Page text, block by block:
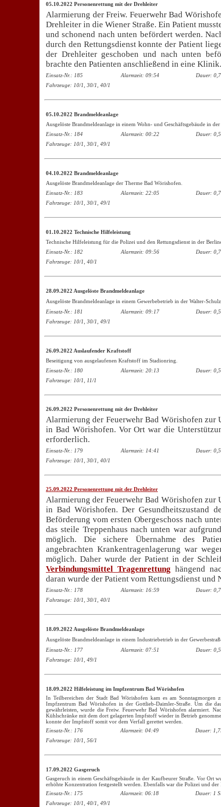
05.10.2022 Personenrettung mit der Drehleiter
Alarmierung der Freiw. Feuerwehr Bad
Drehleiter in die Wiener Straße. Ein Patient
und schonend nach unten befördert werden.
durch den Rettungsdienst konnte der Patient
der Drehleiter geschoben und nach unten
brachte den Patienten anschließend in eine Klinik.
Einsatz-Nr.: 185 Alarmzeit: 09:54
Dauer:
Fahrzeuge: 10/1, 30/1, 40/1
05.10.2022 Brandmeldeanlage
Ausgelöste Brandmeldeanlage in einem Wohn- und Geschäftsgebäude in
Einsatz-Nr.: 184
Alarmzeit: 00:22
Dauer:
Fahrzeuge: 10/1, 30/1, 49/1
04.10.2022 Brandmeldeanlage
Ausgelöste Brandmeldeanlage der Therme Bad Wörishofen.
Einsatz-Nr.: 183
Alarmzeit: 22:05
Dauer:
Fahrzeuge: 10/1, 30/1, 49/1
01.10.2022 Technische Hilfeleistung
Technische Hilfeleistung für die Polizei und den Rettungsdienst in der
Einsatz-Nr.: 182
Alarmzeit: 09:56
Dauer:
Fahrzeuge: 10/1, 40/1
28.09.2022 Ausgelöste Brandmeldeanlage
Ausgelöste Brandmeldeanlage in einem Gewerbebetrieb in der Walter-
Einsatz-Nr.: 181
Alarmzeit: 09:17
Dauer:
Fahrzeuge: 10/1, 30/1, 49/1
26.09.2022 Auslaufender Kraftstoff
Beseitigung von ausgelaufenen Kraftstoff im Stadionring.
Einsatz-Nr.: 180
Alarmzeit: 20:13
Dauer:
Fahrzeuge: 10/1, 11/1
26.09.2022 Personenrettung mit der Drehleiter
Alarmierung der Feuerwehr Bad Wörishofen zur
in Bad Wörishofen. Vor Ort war die
erforderlich.
Einsatz-Nr.: 179 Alarmzeit: 14:41
Dauer:
Fahrzeuge: 10/1, 30/1, 40/1
25.09.2022 Personenrettung mit der Drehleiter
Alarmierung der Feuerwehr Bad Wörishofen zur
in Bad Wörishofen. Der Gesundheitszustand
Beförderung vom ersten Obergeschoss nach
das steile Treppenhaus nach unten war
möglich. Die sichere Übernahme des
angebrachten Krankentragenlagerung war
möglich. Daher wurde der Patient in der
Verbindungsmittel Tragenrettung hängend
daran wurde der Patient vom Rettungsdienst
Einsatz-Nr.: 178 Alarmzeit: 16:59
Dauer:
Fahrzeuge: 10/1, 30/1, 40/1
18.09.2022 Ausgelöste Brandmeldeanlage
Ausgelöste Brandmeldeanlage in einem Industriebetrieb in der
Einsatz-Nr.: 177
Alarmzeit: 07:51
Dauer:
Fahrzeuge: 10/1, 49/1
18.09.2022 Hilfeleistung im Impfzentrum Bad Wörishofen
In Teilbereichen der Stadt Bad Wörishofen kam es am
Impfzentrum Bad Wörishofen in der Gottlieb-Daimler-Straße. Um die
gewährleisten, wurde die Freiw. Feuerwehr Bad Wörishofen alarmiert.
Kühlschränke mit dem dort gelagerten Impfstoff wieder in Betrieb
konnte der Impfstoff somit vor dem Verfall gerettet werden.
Einsatz-Nr.: 176
Alarmzeit: 04:49
Dauer:
Fahrzeuge: 10/1, 56/1
17.09.2022 Gasgeruch
Gasgeruch in einem Geschäftsgebäude in der Kaufbeurer Straße. Vor Ort
erhöhte Konzentration festgestellt werden. Ebenfalls war die Polizei und
Einsatz-Nr.: 175
Alarmzeit: 06:18
Dauer: 1
Fahrzeuge: 10/1, 40/1, 49/1